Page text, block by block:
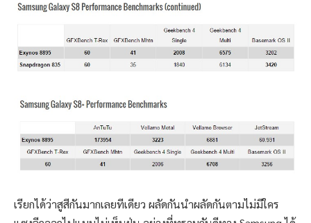
เรียกได้ว่าสูสีกันมากเลยทีเดียว ผลัดกันนำผลัดกันตามไม่มีใคร